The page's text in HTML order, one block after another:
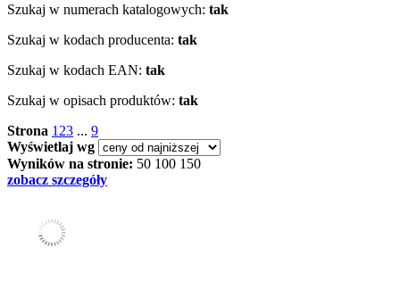
Szukaj w numerach katalogowych: tak
Szukaj w kodach producenta: tak
Szukaj w kodach EAN: tak
Szukaj w opisach produktów: tak
Strona 1 23 ... 9
Wyświetlaj wg
Wyników na stronie: 50 100 150
zobacz szczegóły